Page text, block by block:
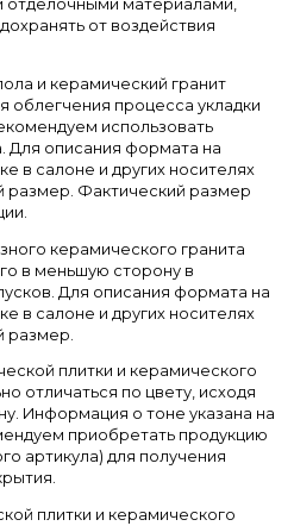
отделочными материалами,
от воздействия
и керамический гранит
облегчения процесса укладки
использовать
Для описания формата на
в салоне и других носителях
размер. Фактический размер
керамического гранита
в меньшую сторону в
Для описания формата на
в салоне и других носителях
размер.
плитки и керамического
отличаться по цвету, исходя
Информация о тоне указана на
приобретать продукцию
артикула) для получения
плитки и керамического